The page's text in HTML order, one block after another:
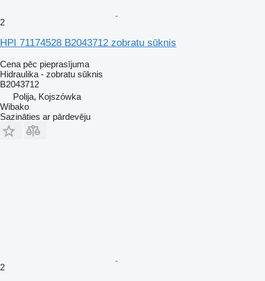
2
HPI 71174528 B2043712 zobratu sūknis
Cena pēc pieprasījuma
Hidraulika - zobratu sūknis
B2043712
Polija, Kojszówka
Wibako
Sazināties ar pārdevēju
2